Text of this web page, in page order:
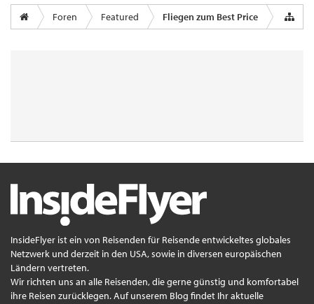
Foren Featured Fliegen zum Best Price
InsideFlyer ist ein von Reisenden für Reisende entwickeltes globales
Netzwerk und derzeit in den USA, sowie in diversen europäischen
Ländern vertreten.
Wir richten uns an alle Reisenden, die gerne günstig und komfortabel
ihre Reisen zurücklegen. Auf unserem Blog findet Ihr aktuelle